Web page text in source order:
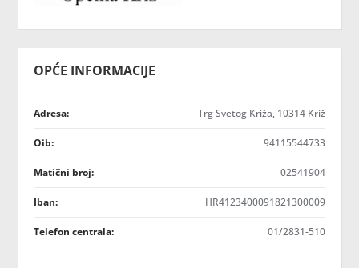
OPĆE INFORMACIJE
Adresa: Trg Svetog Križa, 10314 Križ
Oib: 94115544733
Matični broj: 02541904
Iban: HR4123400091821300009
Telefon centrala: 01/2831-510